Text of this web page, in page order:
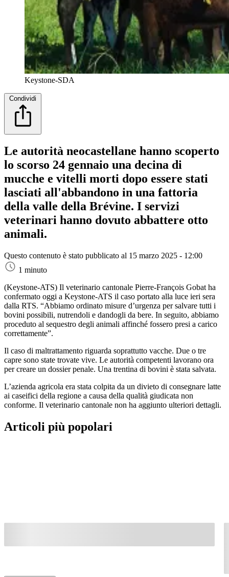
Keystone-SDA
Condividi
Le autorità neocastellane hanno scoperto
lo scorso 24 gennaio una decina di
mucche e vitelli morti dopo essere stati
lasciati all'abbandono in una fattoria
della valle della Brévine. I servizi
veterinari hanno dovuto abbattere otto
animali.
Questo contenuto è stato pubblicato al 15 marzo 2025 - 12:00
1 minuto
(Keystone-ATS) Il veterinario cantonale Pierre-François Gobat ha
confermato oggi a Keystone-ATS il caso portato alla luce ieri sera
dalla RTS. “Abbiamo ordinato misure d’urgenza per salvare tutti i
bovini possibili, nutrendoli e dandogli da bere. In seguito, abbiamo
proceduto al sequestro degli animali affinché fossero presi a carico
correttamente”.
Il caso di maltrattamento riguarda soprattutto vacche. Due o tre
capre sono state trovate vive. Le autorità competenti lavorano ora
per creare un dossier penale. Una trentina di bovini è stata salvata.
L’azienda agricola era stata colpita da un divieto di consegnare latte
ai caseifici della regione a causa della qualità giudicata non
conforme. Il veterinario cantonale non ha aggiunto ulteriori dettagli.
Articoli più popolari